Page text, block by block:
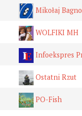
Mikołaj Bagno
WOLFIKI MH
Infoekspres
Ostatni Rzut
PO-Fish